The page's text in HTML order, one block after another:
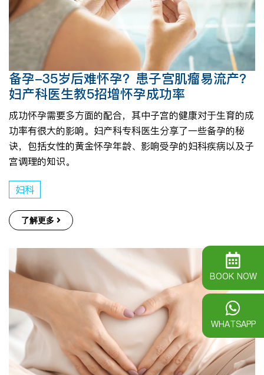
备孕-35岁后难怀孕？患子宫肌瘤易流产？
妇产科医生教5招增怀孕成功率
成功怀孕需要多方面的配合，其中子宫的健康对于生育的成
功率有很大的影响。妇产科专科医生分享了一些备孕的秘
诀，包括女性的黄金怀孕年龄、影响受孕的妇科疾病以及子
宫调理的知识。
妇科
了解更多
BOOK NOW
WHATSAPP